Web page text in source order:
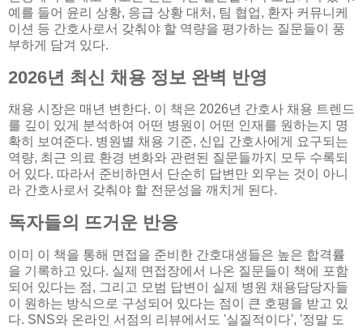
예를 들어 윤리 상황, 응급 상황 대처, 팀 협업, 환자 커뮤니케
이션 등 간호사로서 갖춰야 할 역량을 평가하는 질문들이 풍
부하게 담겨 있다.
2026년 최신 채용 정보 완벽 반영
채용 시장은 매년 변한다. 이 책은 2026년 간호사 채용 트렌드
를 깊이 있게 분석하여 어떤 병원이 어떤 인재를 원하는지 명
확히 보여준다. 병원별 채용 기준, 신입 간호사에게 요구되는
역량, 최근 의료 환경 변화와 관련된 질문들까지 모두 수록되
어 있다. 따라서 준비하면서 단순히 답변만 외우는 것이 아니
라 간호사로서 갖춰야 할 전문성을 깨치게 된다.
독자들의 뜨거운 반응
이미 이 책을 통해 면접을 준비한 간호대생들은 높은 합격률
을 기록하고 있다. 실제 면접장에서 나온 질문들이 책에 포함
되어 있다는 점, 그리고 모범 답변이 실제 병원 채용담당자들
이 원하는 방식으로 구성되어 있다는 점이 큰 호평을 받고 있
다. SNS와 온라인 서점의 리뷰에서도 '실질적이다', '정말 도